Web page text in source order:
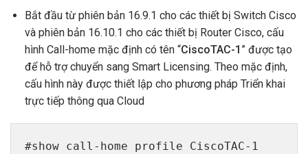
Bắt đầu từ phiên bản 16.9.1 cho các thiết bị Switch Cisco
và phiên bản 16.10.1 cho các thiết bị Router Cisco, cấu
hình Call-home mặc định có tên “CiscoTAC-1 ” được tạo
để hỗ trợ chuyển sang Smart Licensing. Theo mặc định,
cấu hình này được thiết lập cho phương pháp Triển khai
trực tiếp thông qua Cloud
#show call-home profile CiscoTAC-1